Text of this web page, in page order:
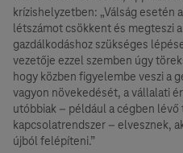
krízishelyzetben: „Válság esetén
létszámot csökkent és megteszi
gazdálkodáshoz szükséges
vezetője ezzel szemben úgy
hogy közben figyelembe veszi a
vagyon növekedését, a vállalati
utóbbiak – például a cégben
kapcsolatrendszer – elvesznek,
újból felépíteni.”